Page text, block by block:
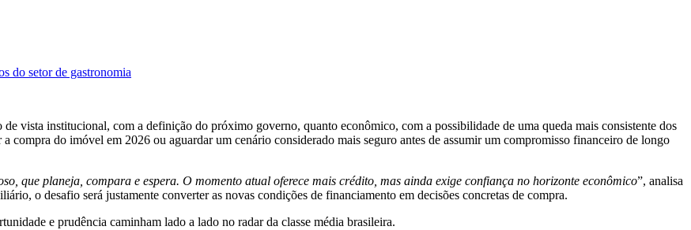
do setor de gastronomia
vista institucional, com a definição do próximo governo, quanto econômico, com a possibilidade de uma queda mais consistente dos
compra do imóvel em 2026 ou aguardar um cenário considerado mais seguro antes de assumir um compromisso financeiro de longo
que planeja, compara e espera. O momento atual oferece mais crédito, mas ainda exige confiança no horizonte econômico”, analisa
o desafio será justamente converter as novas condições de financiamento em decisões concretas de compra.
e prudência caminham lado a lado no radar da classe média brasileira.